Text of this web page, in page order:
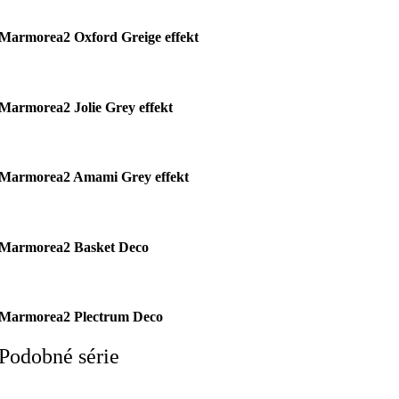
Oxford Greige effekt
Jolie Grey effekt
Amami Grey effekt
Basket Deco
Plectrum Deco
série